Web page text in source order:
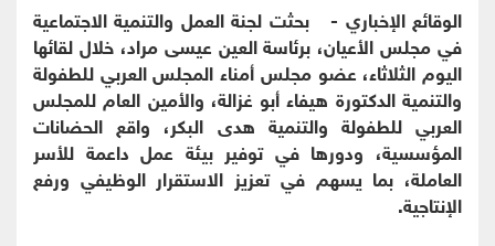
الوقائع الإخباري - بحثت لجنة العمل والتنمية الاجتماعية
في مجلس الأعيان، برئاسة العين عيسى مراد، خلال لقائها
اليوم الثلاثاء، عضو مجلس أمناء المجلس العربي للطفولة
والتنمية الدكتورة هيفاء أبو غزالة، والأمين العام للمجلس
العربي للطفولة والتنمية هدى البكر، واقع الحضانات
المؤسسية، ودورها في توفير بيئة عمل داعمة للأسر
العاملة، بما يسهم في تعزيز الاستقرار الوظيفي ورفع
الإنتاجية.